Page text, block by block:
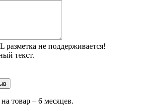
разметка не поддерживается!
текст.
товар – 6 месяцев.